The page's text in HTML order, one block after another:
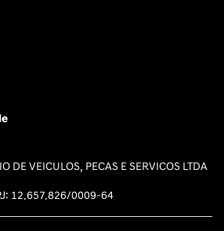
DE VEICULOS, PECAS E SERVICOS LTDA
12.657.826/0009-64